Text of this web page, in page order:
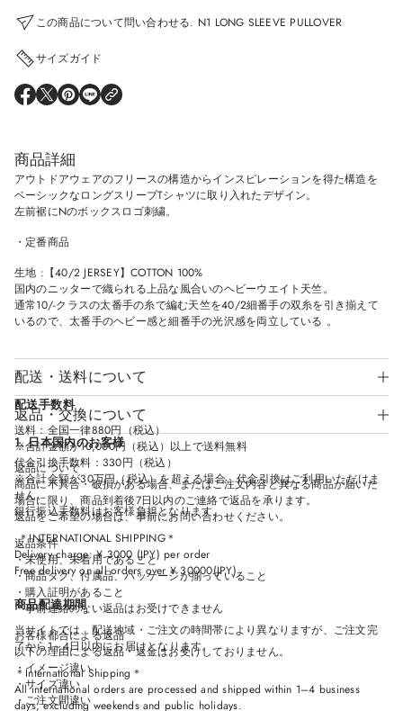
この商品について問い合わせる. N1 LONG SLEEVE PULLOVER
サイズガイド
O
S
I
N
A
N
E
W
D
O
W
.
O
S
I
N
A
N
E
W
I
D
O
W
.
O
S
I
N
A
N
E
W
I
D
O
W
.
O
N
A
N
E
D
O
W
.
商品詳細
アウトドアウェアのフリースの構造からインスピレーションを得た構造を
ベーシックなロングスリーブTシャツに取り入れたデザイン。
左前裾にNのボックスロゴ刺繍。
・定番商品
生地 :【40/2 JERSEY】COTTON 100%
国内のニッターで織られる上品な風合いのヘビーウエイト天竺。
通常10/-クラスの太番手の糸で編む天竺を40/2細番手の双糸を引き揃えて
いるので、太番手のヘビー感と細番手の光沢感を両立している 。
配送・送料について
配送手数料
送料：全国一律880円（税込）
※合計金額が10,000円（税込）以上で送料無料
代金引換手数料：330円（税込）
※合計金額が30万円（税込）を超える場合、代金引換はご利用いただけま
せん。
銀行振込手数料はお客様負担となります。
＊INTERNATIONAL SHIPPING＊
Delivery charge: ¥ 3000 (JPY) per order
Free delivery on all orders over ¥ 30000(JPY)
商品配達期間
当サイトでは、配送地域・ご注文の時間帯により異なりますが、ご注文完
了から1～4日以内にお届けとなります。
＊International Shipping＊
All international orders are processed and shipped within 1–4 business
days, excluding weekends and public holidays.
返品・交換について
1. 日本国内のお客様
返品について
商品に不具合・破損がある場合、またはご注文内容と異なる商品が届いた
場合に限り、商品到着後7日以内のご連絡で返品を承ります。
返品をご希望の場合は、事前にお問い合わせください。
返品条件
・未使用、未着用であること
・商品タグ、付属品、パッケージが揃っていること
・購入証明があること
＊事前連絡のない返品はお受けできません
お客様都合による返品
以下の理由による返品・返金はお受けしておりません。
・イメージ違い
・サイズ違い
・ご注文間違い